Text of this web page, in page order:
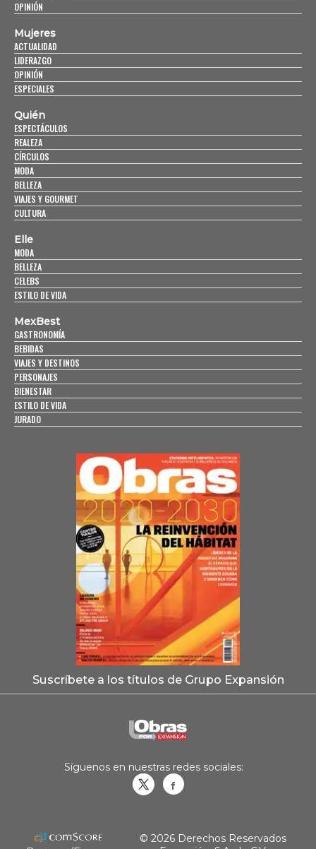
OPINIÓN
Mujeres
ACTUALIDAD
LIDERAZGO
OPINIÓN
ESPECIALES
Quién
ESPECTÁCULOS
REALEZA
CÍRCULOS
MODA
BELLEZA
VIAJES Y GOURMET
CULTURA
Elle
MODA
BELLEZA
CELEBS
ESTILO DE VIDA
MexBest
GASTRONOMÍA
BEBIDAS
VIAJES Y DESTINOS
PERSONAJES
BIENESTAR
ESTILO DE VIDA
JURADO
Suscríbete a los títulos de Grupo Expansión
Síguenos en nuestras redes sociales:
© 2026 Derechos Reservados